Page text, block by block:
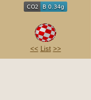
<< List >>